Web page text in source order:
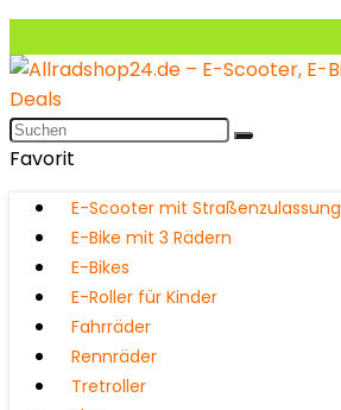
Favorit
E-Scooter mit Straßenzulassung
E-Bike mit 3 Rädern
E-Bikes
E-Roller für Kinder
Fahrräder
Rennräder
Tretroller